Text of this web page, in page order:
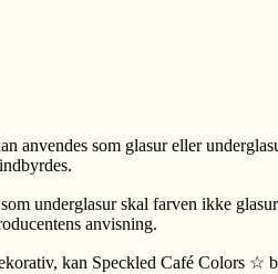
anvendes som glasur eller
underglasur skal farven ikke
anvisning.
kan Speckled Café Colors ☆